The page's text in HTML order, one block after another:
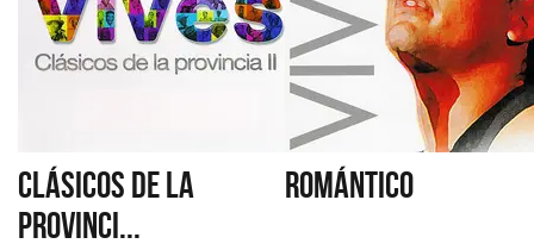
CLÁSICOS DE LA
PROVINCI...
ROMÁNTICO